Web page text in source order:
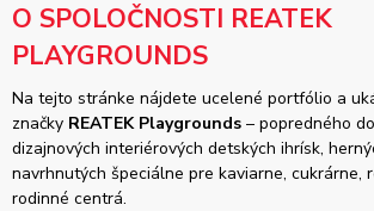
O SPOLOČNOSTI REATEK
PLAYGROUNDS
Na tejto stránke nájdete ucelené portfólio a
značky REATEK Playgrounds – popredného
dizajnových interiérových detských ihrísk,
navrhnutých špeciálne pre kaviarne, cukrárne,
rodinné centrá.